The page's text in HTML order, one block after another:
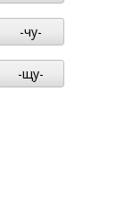
-чу-
-щу-